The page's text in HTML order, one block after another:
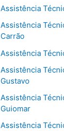
Assistência
Assistência
Carrão
Assistência
Assistência
Gustavo
Assistência
Guiomar
Assistência